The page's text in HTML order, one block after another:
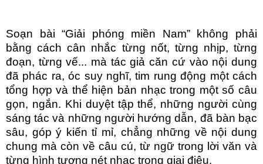
Soạn bài “Giải phóng miền Nam” không phải
bằng cách cân nhắc từng nốt, từng nhịp, từng
đoạn, từng vế... mà tác giả căn cứ vào nội dung
đã phác ra, óc suy nghĩ, tim rung động một cách
tổng hợp và thể hiện bản nhạc trong một số câu
gọn, ngắn. Khi duyệt tập thể, những người cùng
sáng tác và những người hướng dẫn, đã bàn bạc
sâu, góp ý kiến tỉ mỉ, chẳng những về nội dung
chung mà còn về câu cú, từ ngữ trong lời văn và
từng hình tượng nét nhạc trong giai điệu.